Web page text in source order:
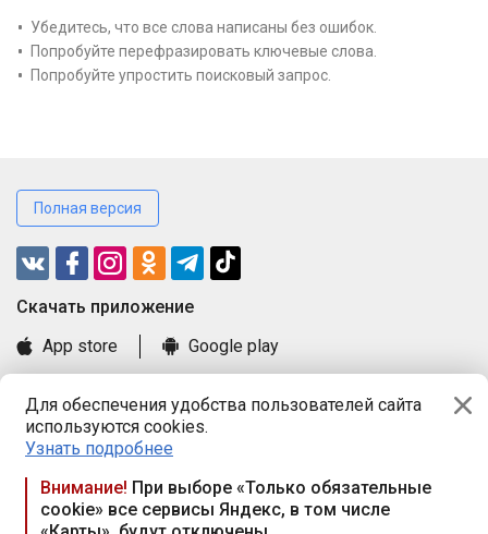
Для обеспечения удобства пользователей сайта
используются cookies.
Узнать подробнее
Внимание! При выборе «Только обязательные
cookie» все сервисы Яндекс, в том числе
Убедитесь, что все слова написаны без ошибок.
Попробуйте перефразировать ключевые слова.
Попробуйте упростить поисковый запрос.
Полная версия
Cкачать приложение
App store
Google play
Книга замечаний и предложений
Правила и документы
Praca.by © 2000—2026, ООО «ПРАЦА БАЙ»
Республика Беларусь, 220114, г. Минск, пр-т Независимости
117а, пом. № 9.